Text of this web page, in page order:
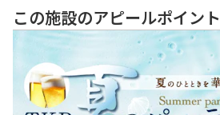
この施設のアピールポイント